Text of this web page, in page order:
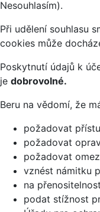
Nesouhlasím).
Při udělení souhlasu
cookies může
Poskytnutí údajů k
je dobrovolné.
Beru na vědomí, že
požadovat
požadovat
požadovat
vznést námitku
na
podat stížnost